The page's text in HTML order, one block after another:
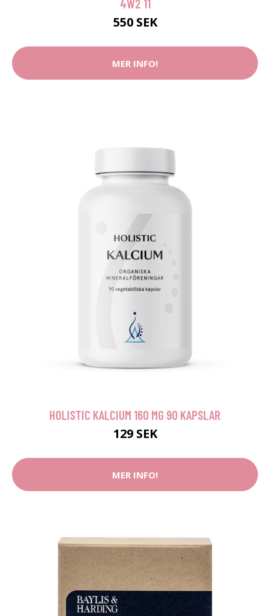
4W2 11
550 SEK
MER INFO!
HOLISTIC KALCIUM 160 MG 90 KAPSLAR
129 SEK
MER INFO!